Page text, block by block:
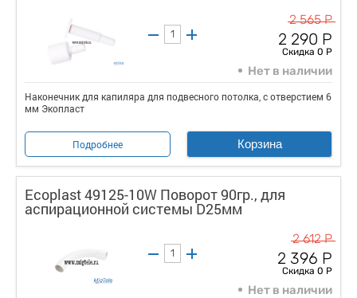
2 565 Р
2 290 Р
Скидка 0 Р
Нет в наличии
Наконечник для капиляра для подвесного потолка, с отверстием 6
мм Экопласт
Подробнее Корзина
Ecoplast 49125-10W Поворот 90гр., для
аспирационной системы D25мм
2 612 Р
2 396 Р
Скидка 0 Р
Нет в наличии